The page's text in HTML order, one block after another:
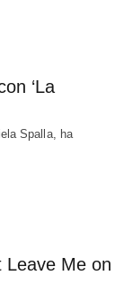
‘La
Spalla, ha
Leave Me on